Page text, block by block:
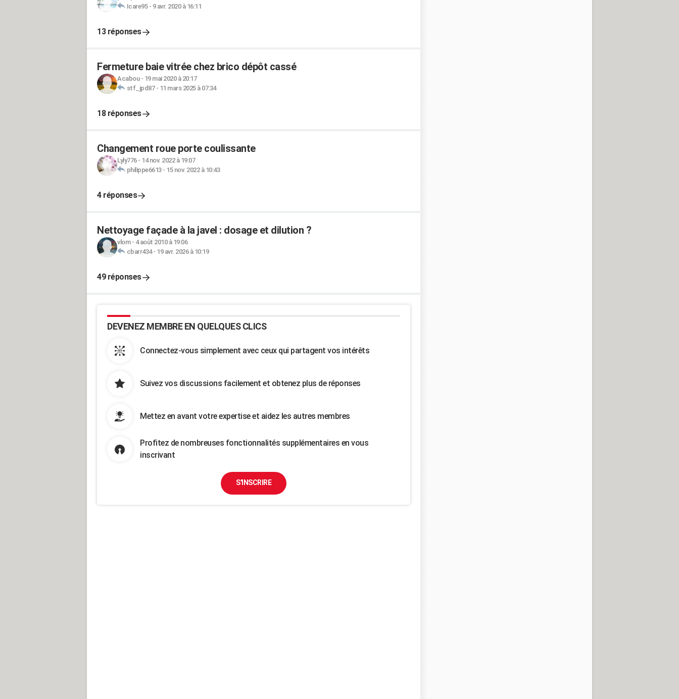
Icare95- 9 avr. 2020 à 16:11
13 réponses
Fermeture baie vitrée chez brico dépôt cassé
Acabou- 19 mai 2020 à 20:17
stf_jpd87- 11 mars 2025 à 07:34
18 réponses
Changement roue porte coulissante
Lyly776- 14 nov. 2022 à 19:07
philippe6613- 15 nov. 2022 à 10:43
4 réponses
Nettoyage façade à la javel : dosage et dilution ?
vlom- 4 août 2010 à 19:06
cbarr434- 19 avr. 2026 à 10:19
49 réponses
DEVENEZ MEMBRE EN QUELQUES CLICS
Connectez-vous simplement avec ceux qui partagent vos intérêts
Suivez vos discussions facilement et obtenez plus de réponses
Mettez en avant votre expertise et aidez les autres membres
Profitez de nombreuses fonctionnalités supplémentaires en vous
inscrivant
S'INSCRIRE